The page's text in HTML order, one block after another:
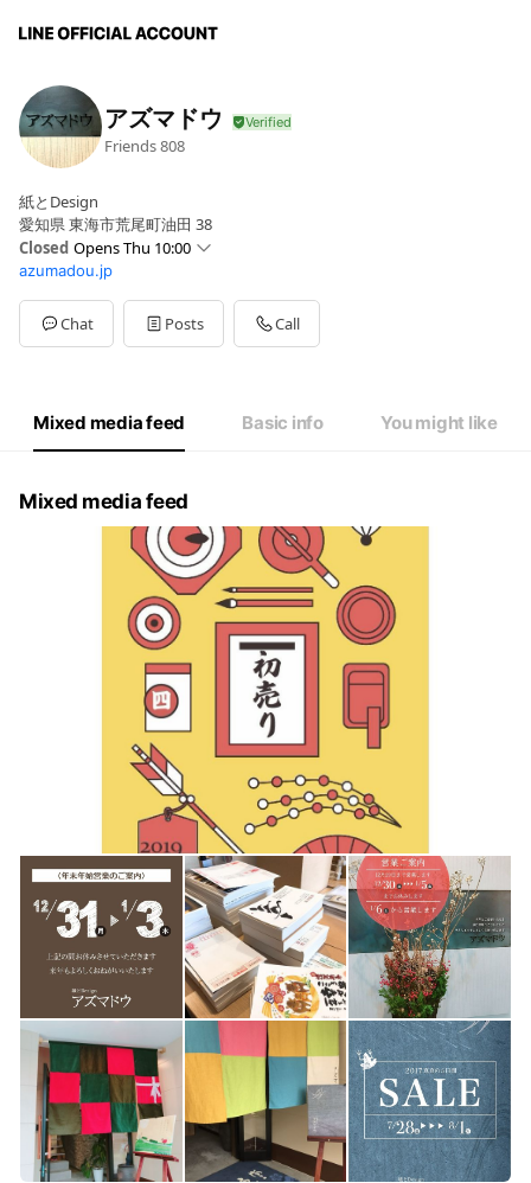
アズマドウ
Friends808
紙とDesign
愛知県 東海市荒尾町油田 38
Closed Opens Thu 10:00
Sun10:00 - 18:00
Mon10:00 - 18:00
Tue10:00 - 18:00
WedClosed
10:00 - 18:00
10:00〜18:00
azumadou.jp
Chat Posts Call
Mixed media feed Basic info You might like
Mixed media feed